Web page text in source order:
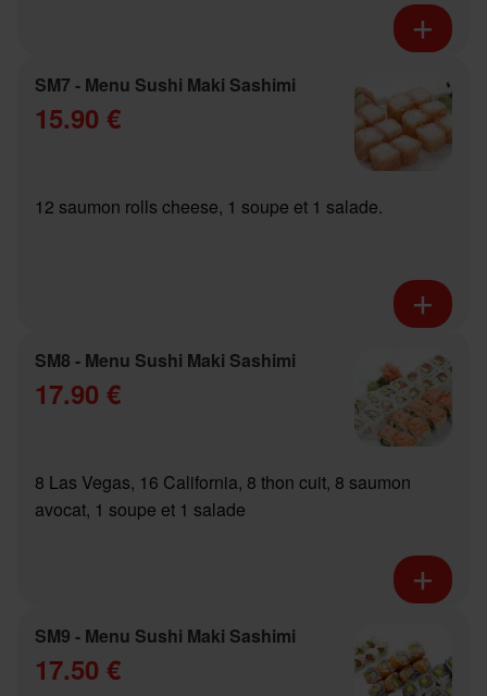
SM7 - Menu Sushi Maki Sashimi
15.90 €
12 saumon rolls cheese, 1 soupe et 1 salade.
SM8 - Menu Sushi Maki Sashimi
17.90 €
8 Las Vegas, 16 California, 8 thon cuit, 8 saumon
avocat, 1 soupe et 1 salade
SM9 - Menu Sushi Maki Sashimi
17.50 €